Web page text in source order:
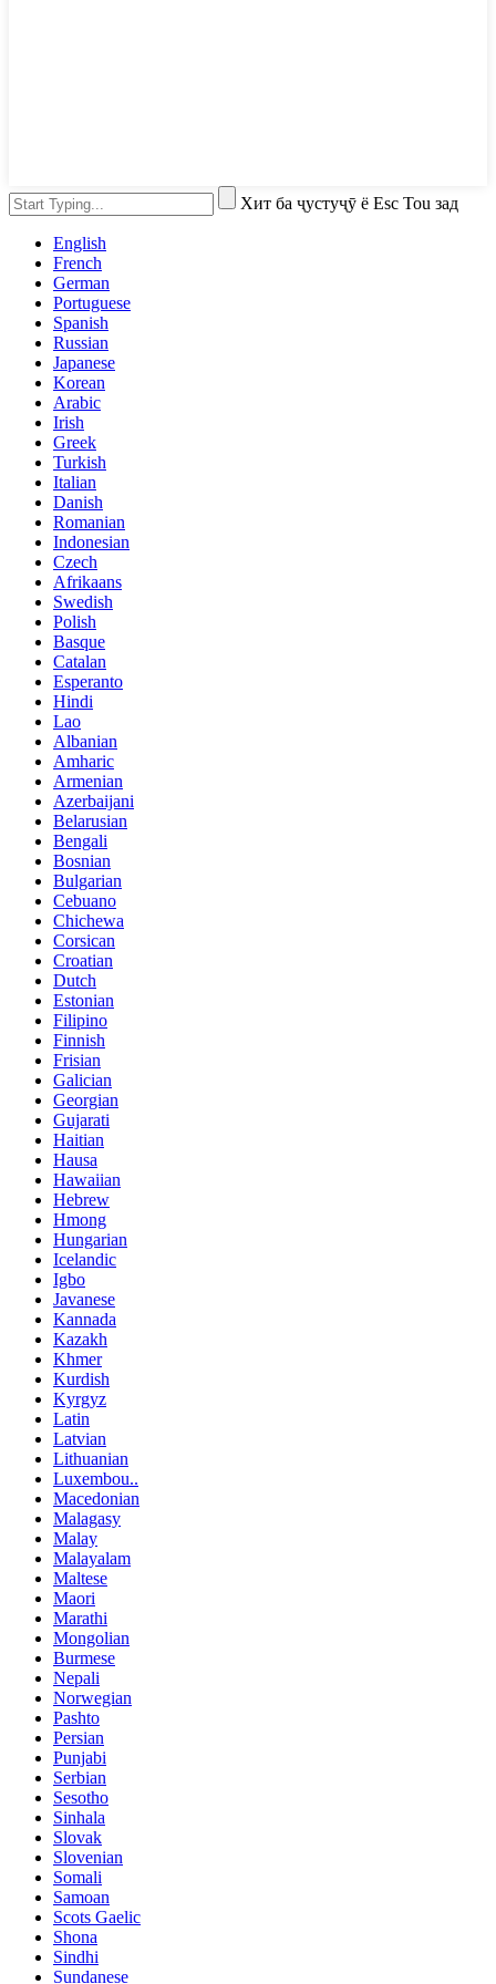
Хит ба ҷустуҷӯ ё Esc Tou зад
English
French
German
Portuguese
Spanish
Russian
Japanese
Korean
Arabic
Irish
Greek
Turkish
Italian
Danish
Romanian
Indonesian
Czech
Afrikaans
Swedish
Polish
Basque
Catalan
Esperanto
Hindi
Lao
Albanian
Amharic
Armenian
Azerbaijani
Belarusian
Bengali
Bosnian
Bulgarian
Cebuano
Chichewa
Corsican
Croatian
Dutch
Estonian
Filipino
Finnish
Frisian
Galician
Georgian
Gujarati
Haitian
Hausa
Hawaiian
Hebrew
Hmong
Hungarian
Icelandic
Igbo
Javanese
Kannada
Kazakh
Khmer
Kurdish
Kyrgyz
Latin
Latvian
Lithuanian
Luxembou..
Macedonian
Malagasy
Malay
Malayalam
Maltese
Maori
Marathi
Mongolian
Burmese
Nepali
Norwegian
Pashto
Persian
Punjabi
Serbian
Sesotho
Sinhala
Slovak
Slovenian
Somali
Samoan
Scots Gaelic
Shona
Sindhi
Sundanese